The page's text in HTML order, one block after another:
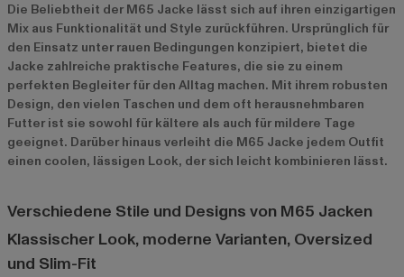
Die Beliebtheit der M65 Jacke lässt sich auf ihren einzigartigen
Mix aus Funktionalität und Style zurückführen. Ursprünglich für
den Einsatz unter rauen Bedingungen konzipiert, bietet die
Jacke zahlreiche praktische Features, die sie zu einem
perfekten Begleiter für den Alltag machen. Mit ihrem robusten
Design, den vielen Taschen und dem oft herausnehmbaren
Futter ist sie sowohl für kältere als auch für mildere Tage
geeignet. Darüber hinaus verleiht die M65 Jacke jedem Outfit
einen coolen, lässigen Look, der sich leicht kombinieren lässt.
Verschiedene Stile und Designs von M65 Jacken
Klassischer Look, moderne Varianten, Oversized
und Slim-Fit